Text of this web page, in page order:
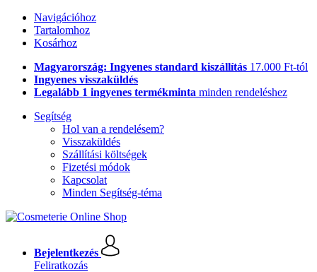
Navigációhoz
Tartalomhoz
Kosárhoz
Magyarország: Ingyenes standard kiszállítás 17.000 Ft-tól
Ingyenes visszaküldés
Legalább 1 ingyenes termékminta minden rendeléshez
Segítség
Hol van a rendelésem?
Visszaküldés
Szállítási költségek
Fizetési módok
Kapcsolat
Minden Segítség-téma
Bejelentkezés
Feliratkozás